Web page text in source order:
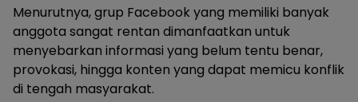
Menurutnya, grup Facebook yang memiliki banyak
anggota sangat rentan dimanfaatkan untuk
menyebarkan informasi yang belum tentu benar,
provokasi, hingga konten yang dapat memicu konflik
di tengah masyarakat.